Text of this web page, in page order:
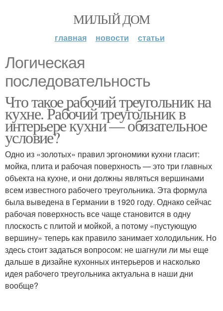
МИЛЫЙ ДОМ
главная новости статьи
Логическая
последовательность
Что такое рабочий треугольник на
кухне. Рабочий треугольник в
интерьере кухни — обязательное
условие?
Одно из «золотых» правил эргономики кухни гласит:
мойка, плита и рабочая поверхность — это три главных
объекта на кухне, и они должны являться вершинами
всем известного рабочего треугольника. Эта формула
была выведена в Германии в 1920 году. Однако сейчас
рабочая поверхность все чаще становится в одну
плоскость с плитой и мойкой, а потому «пустующую
вершину» теперь как правило занимает холодильник. Но
здесь стоит задаться вопросом: не шагнули ли мы еще
дальше в дизайне кухонных интерьеров и насколько
идея рабочего треугольника актуальна в наши дни
вообще?